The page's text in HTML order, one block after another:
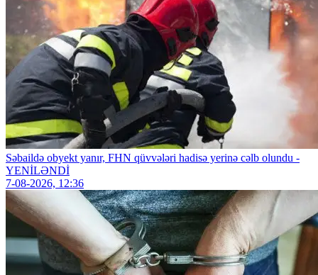
Səbaildə obyekt yanır, FHN qüvvələri hadisə yerinə cəlb olundu -
YENİLƏNDİ
7-08-2026, 12:36